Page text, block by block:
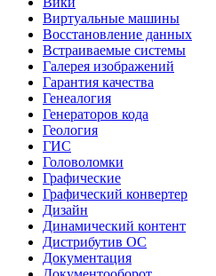
Виртуальные машины
Восстановление данных
Встраиваемые системы
Галерея изображений
Гарантия качества
Генеалогия
Генераторов кода
Геология
ГИС
Головоломки
Графические
Графический конвертер
Дизайн
Динамический контент
Дистрибутив ОС
Документация